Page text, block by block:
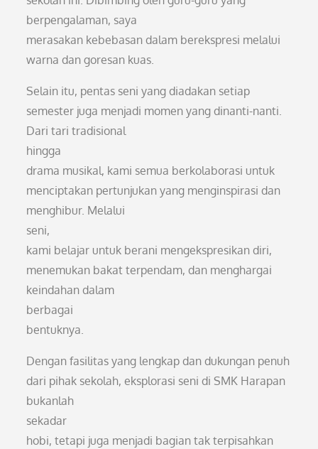
berpengalaman, saya
merasakan kebebasan dalam berekspresi melalui
warna dan goresan kuas.
Selain itu, pentas seni yang diadakan setiap
semester juga menjadi momen yang dinanti-nanti.
Dari tari tradisional
hingga
drama musikal, kami semua berkolaborasi untuk
menciptakan pertunjukan yang menginspirasi dan
menghibur. Melalui
seni,
kami belajar untuk berani mengekspresikan diri,
menemukan bakat terpendam, dan menghargai
keindahan dalam
berbagai
bentuknya.
Dengan fasilitas yang lengkap dan dukungan penuh
dari pihak sekolah, eksplorasi seni di SMK Harapan
bukanlah
sekadar
hobi, tetapi juga menjadi bagian tak terpisahkan